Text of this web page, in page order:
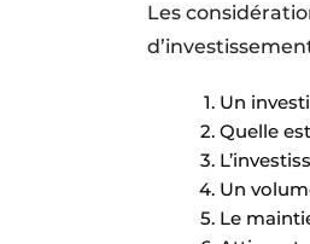
Les
Un
Quelle
Un
Le